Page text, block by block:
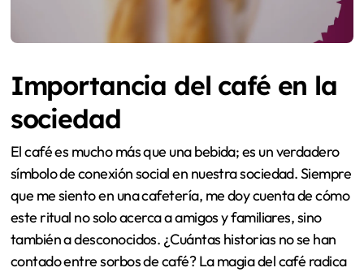
Importancia del café en la
sociedad
El café es mucho más que una bebida; es un verdadero
símbolo de conexión social en nuestra sociedad. Siempre
que me siento en una cafetería, me doy cuenta de cómo
este ritual no solo acerca a amigos y familiares, sino
también a desconocidos. ¿Cuántas historias no se han
contado entre sorbos de café? La magia del café radica